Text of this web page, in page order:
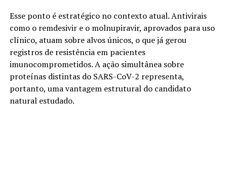
Esse ponto é estratégico no contexto atual. Antivirais
como o remdesivir e o molnupiravir, aprovados para uso
clínico, atuam sobre alvos únicos, o que já gerou
registros de resistência em pacientes
imunocomprometidos. A ação simultânea sobre
proteínas distintas do SARS-CoV-2 representa,
portanto, uma vantagem estrutural do candidato
natural estudado.